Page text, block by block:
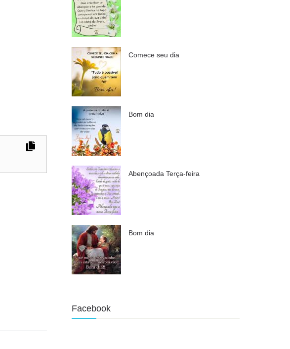
Comece seu dia
Bom dia
Abençoada Terça-feira
Bom dia
Facebook